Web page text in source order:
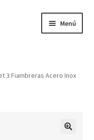
Menú
Educativa
3 Fiambreras Acero Inox